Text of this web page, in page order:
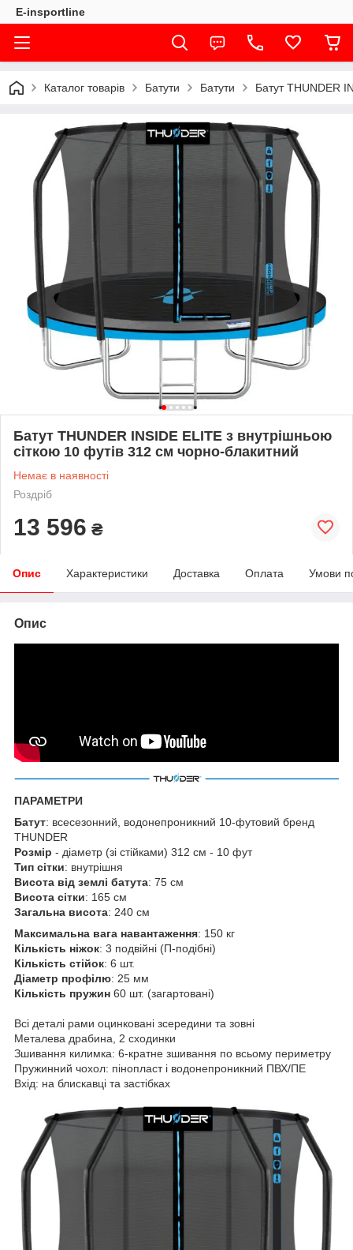
E-insportline
Каталог товарів Батути Батути Батут THUNDER
Батут THUNDER INSIDE ELITE з внутрішньою
сіткою 10 футів 312 см чорно-блакитний
Немає в наявності
Роздріб
13 596 ₴
Опис Характеристики Доставка Оплата Умови
Опис
ПАРАМЕТРИ
Батут: всесезонний, водонепроникний 10-футовий бренд
THUNDER
Розмір - діаметр (зі стійками) 312 см - 10 фут
Тип сітки: внутрішня
Висота від землі батута: 75 см
Висота сітки: 165 см
Загальна висота: 240 см
Максимальна вага навантаження: 150 кг
Кількість ніжок: 3 подвійні (П-подібні)
Кількість стійок: 6 шт.
Діаметр профілю: 25 мм
Кількість пружин 60 шт. (загартовані)
Всі деталі рами оцинковані зсередини та зовні
Металева драбина, 2 сходинки
Зшивання килимка: 6-кратне зшивання по всьому периметру
Пружинний чохол: пінопласт і водонепроникний ПВХ/ПЕ
Вхід: на блискавці та застібках